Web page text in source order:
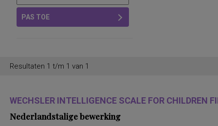
PAS TOE
Resultaten 1 t/m 1 van 1
WECHSLER INTELLIGENCE SCALE FOR CHILDREN
Nederlandstalige bewerking